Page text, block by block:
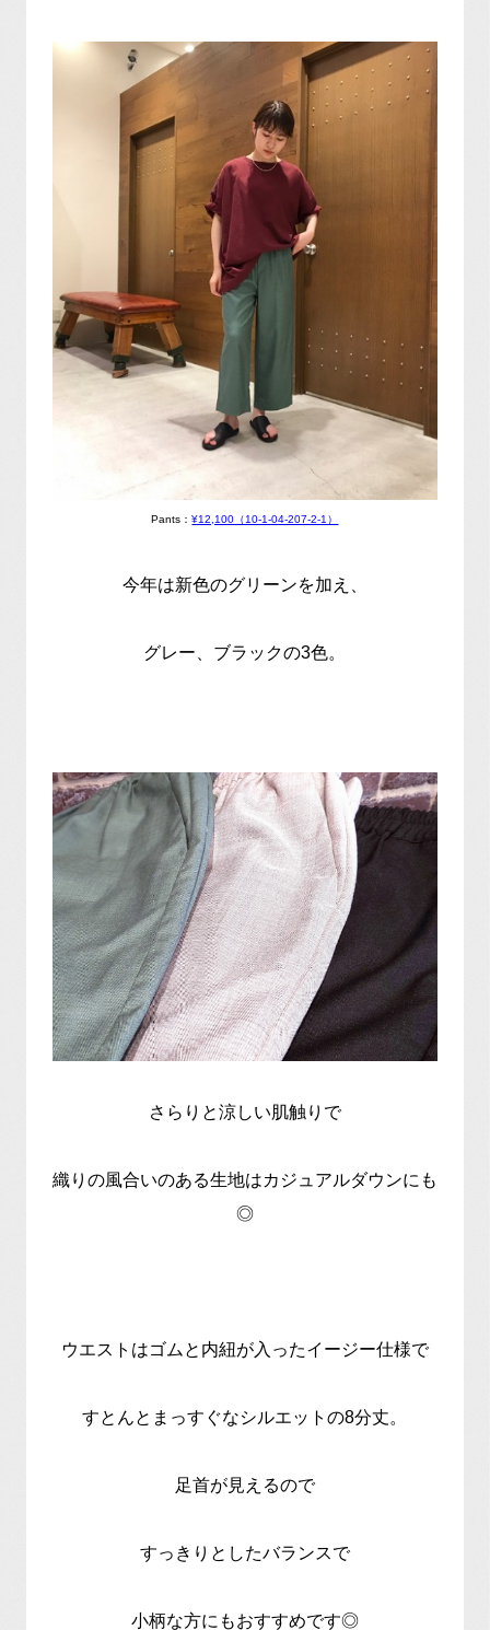
Pants：¥12,100（10-1-04-207-2-1）
今年は新色のグリーンを加え、
グレー、ブラックの3色。
さらりと涼しい肌触りで
織りの風合いのある生地はカジュアルダウンにも
◎
ウエストはゴムと内紐が入ったイージー仕様で
すとんとまっすぐなシルエットの8分丈。
足首が見えるので
すっきりとしたバランスで
小柄な方にもおすすめです◎